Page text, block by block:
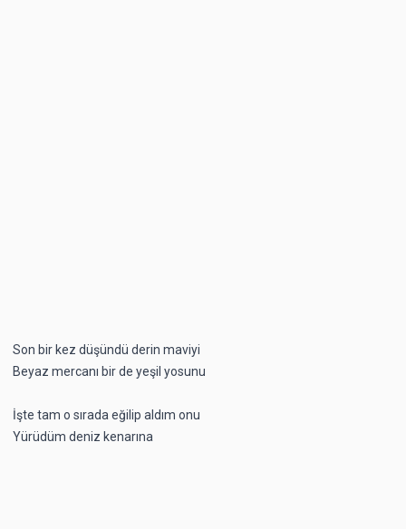
Son bir kez düşündü derin maviyi
Beyaz mercanı bir de yeşil yosunu
İşte tam o sırada eğilip aldım onu
Yürüdüm deniz kenarına